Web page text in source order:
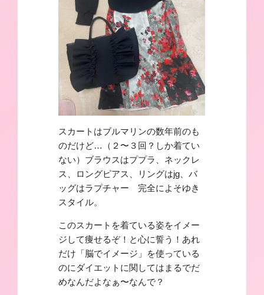
スカートはブルマリンの数年前のも
のだけど…（２〜３回？しか着てい
ない）ブラウスはププラ、ネックレ
ス、ロングピアス、リングはjg、バ
ッグはラプチャー 完全によそゆき
スタイル。
このスカートを着ている姿をイメー
ジして痩せるぞ！と心に誓う！あれ
だけ「脳でイメージ」を使っている
のにダイエットに関してはまるでだ
めなんだよなぁ〜なんで？